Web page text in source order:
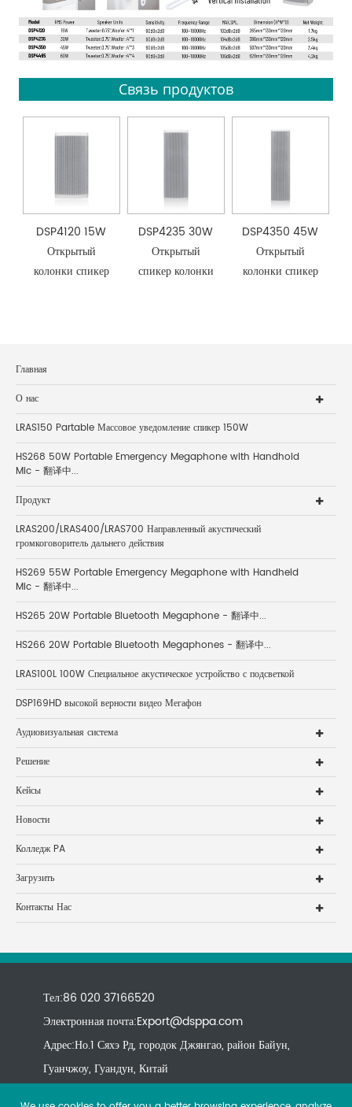
Связь продуктов
DSP4120 15W
Открытый
колонки спикер
DSP4235 30W
Открытый
спикер колонки
DSP4350 45W
Открытый
колонки спикер
Главная
О нас
LRAS150 Partable Массовое уведомление спикер 150W
HS268 50W Portable Emergency Megaphone with Handhold
Mic - 翻译中...
Продукт
LRAS200/LRAS400/LRAS700 Направленный акустический
громкоговоритель дальнего действия
HS269 55W Portable Emergency Megaphone with Handheld
Mic - 翻译中...
HS265 20W Portable Bluetooth Megaphone - 翻译中...
HS266 20W Portable Bluetooth Megaphones - 翻译中...
LRAS100L 100W Специальное акустическое устройство с подсветкой
DSP169HD высокой верности видео Мегафон
Аудиовизуальная система
Решение
Кейсы
Новости
Колледж PA
Загрузить
Контакты Нас
Тел:86 020 37166520
Электронная почта:Export@dsppa.com
Адрес:Но.1 Сяхэ Рд, городок Джянгао, район Байун,
Гуанчжоу, Гуандун, Китай